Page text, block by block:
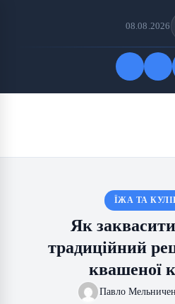
08.08.2026
ЇЖА ТА
Як
традиційний
квашеної
Павло